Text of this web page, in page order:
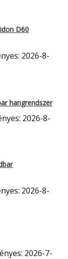
D60
2026-8-
hangrendszer
2026-8-
2026-8-
2026-7-